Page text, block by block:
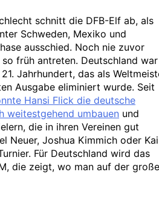
schnitt die DFB-Elf ab, als
Schweden, Mexiko und
ausschied. Noch nie zuvor
früh antreten. Deutschland war
Jahrhundert, das als
Ausgabe eliminiert wurde. Seit
Hansi Flick die deutsche
weitestgehend umbauen und
die in ihren Vereinen gut
Neuer, Joshua Kimmich oder Kai
Für Deutschland wird das
die zeigt, wo man auf der